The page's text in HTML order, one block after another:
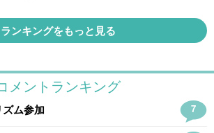
ランキングをもっと見る